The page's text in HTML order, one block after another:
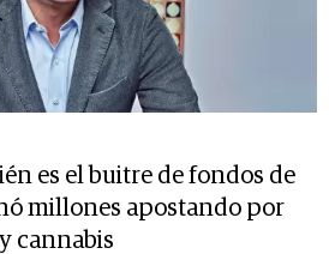
es el buitre de fondos de
millones apostando por
cannabis